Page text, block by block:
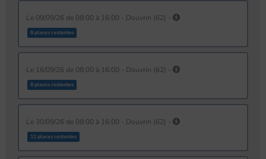
le 09/09/26 de 08:00 à 16:00 - Douvrin (62) -
8 places restantes
le 16/09/26 de 08:00 à 16:00 - Douvrin (62) -
8 places restantes
le 30/09/26 de 08:00 à 16:00 - Douvrin (62) -
11 places restantes